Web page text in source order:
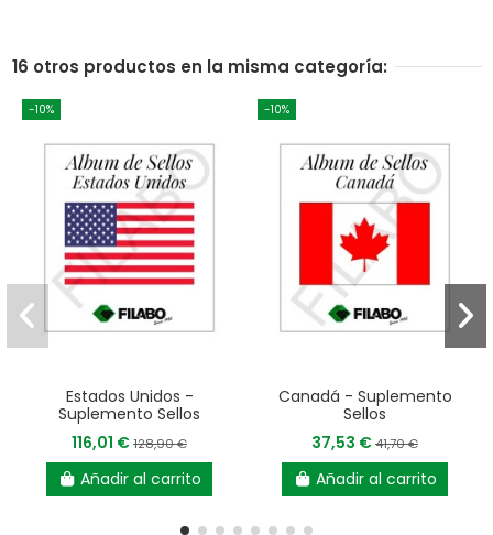
16 otros productos en la misma categoría:
-10%
Estados Unidos -
Suplemento Sellos
116,01 €128,90 €
Añadir al carrito
-10%
Canadá - Suplemento
Sellos
37,53 €41,70 €
Añadir al carrito